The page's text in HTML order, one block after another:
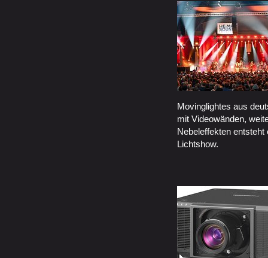
Movinglightes aus
mit Videowänden,
Nebeleffekten
Lichtshow.